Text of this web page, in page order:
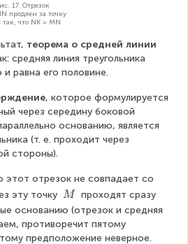
17. Отрезок
продлен за точку
так, что NK = MN
теорема о средней линии
средняя линия треугольника
равна его половине.
, которое формулируется
через середину боковой
основанию, является
(т. е. проходит через
стороны).
этот отрезок не совпадает со
эту точку \
\
M
M
проходят сразу
основанию (отрезок и средняя
противоречит пятому
предположение неверное.